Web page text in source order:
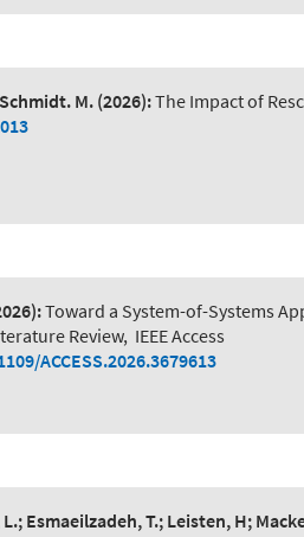
M. (2026):The Impact of
Toward a System-of-Systems
Review, IEEE Access
ACCESS.2026.3679613
Esmaeilzadeh, T.; Leisten, H;